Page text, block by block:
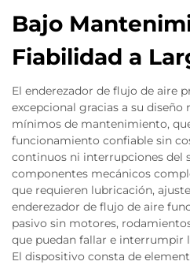
Bajo
Fiabilidad a
El enderezador de flujo de aire
excepcional gracias a su
mínimos de mantenimiento,
funcionamiento confiable sin
continuos ni interrupciones del
componentes mecánicos
que requieren lubricación,
enderezador de flujo de aire
pasivo sin motores,
que puedan fallar e interrumpir
El dispositivo consta de